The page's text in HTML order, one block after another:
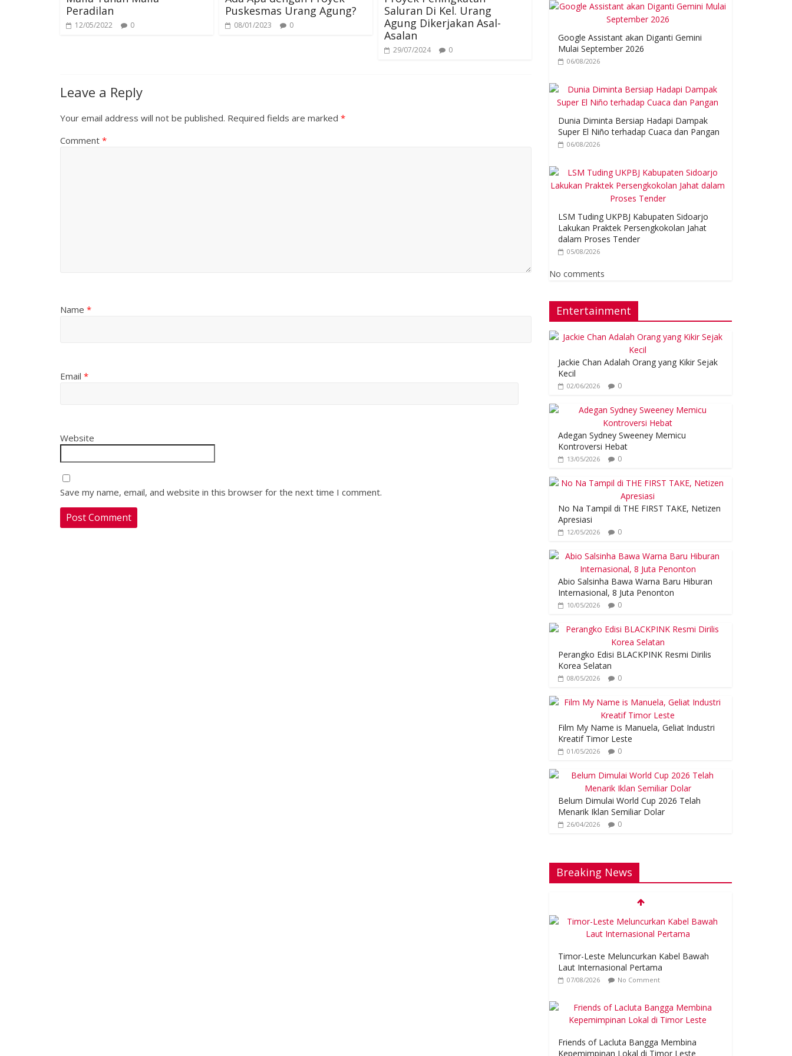
r
Peradilan
12/05/2022 0
Puskesmas Urang Agung?
08/01/2023 0
Saluran Di Kel. Urang
Agung Dikerjakan Asal-
Asalan
29/07/2024 0
Leave a Reply
Your email address will not be published. Required fields are marked *
Comment *
Name *
Email *
Website
Save my name, email, and website in this browser for the next time I comment.
Google Assistant akan Diganti Gemini
Mulai September 2026
06/08/2026
Dunia Diminta Bersiap Hadapi Dampak
Super El Niño terhadap Cuaca dan Pangan
06/08/2026
LSM Tuding UKPBJ Kabupaten Sidoarjo
Lakukan Praktek Persengkokolan Jahat
dalam Proses Tender
05/08/2026
No comments
Entertainment
Jackie Chan Adalah Orang yang Kikir Sejak
Kecil
02/06/2026 0
Adegan Sydney Sweeney Memicu
Kontroversi Hebat
13/05/2026 0
No Na Tampil di THE FIRST TAKE, Netizen
Apresiasi
12/05/2026 0
Abio Salsinha Bawa Warna Baru Hiburan
Internasional, 8 Juta Penonton
10/05/2026 0
Perangko Edisi BLACKPINK Resmi Dirilis
Korea Selatan
08/05/2026 0
Film My Name is Manuela, Geliat Industri
Kreatif Timor Leste
01/05/2026 0
Belum Dimulai World Cup 2026 Telah
Menarik Iklan Semiliar Dolar
26/04/2026 0
Breaking News
Timor-Leste Meluncurkan Kabel Bawah
Laut Internasional Pertama
07/08/2026 No Comment
Friends of Lacluta Bangga Membina
Kepemimpinan Lokal di Timor Leste